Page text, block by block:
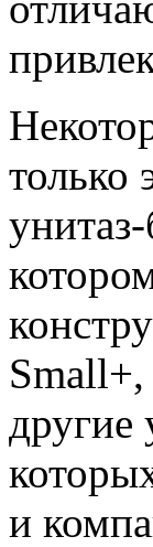
только
Small+,
другие
и